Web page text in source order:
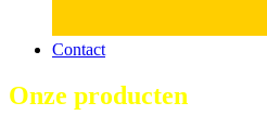
Contact
Onze producten